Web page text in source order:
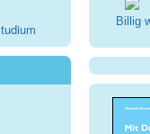
Billig